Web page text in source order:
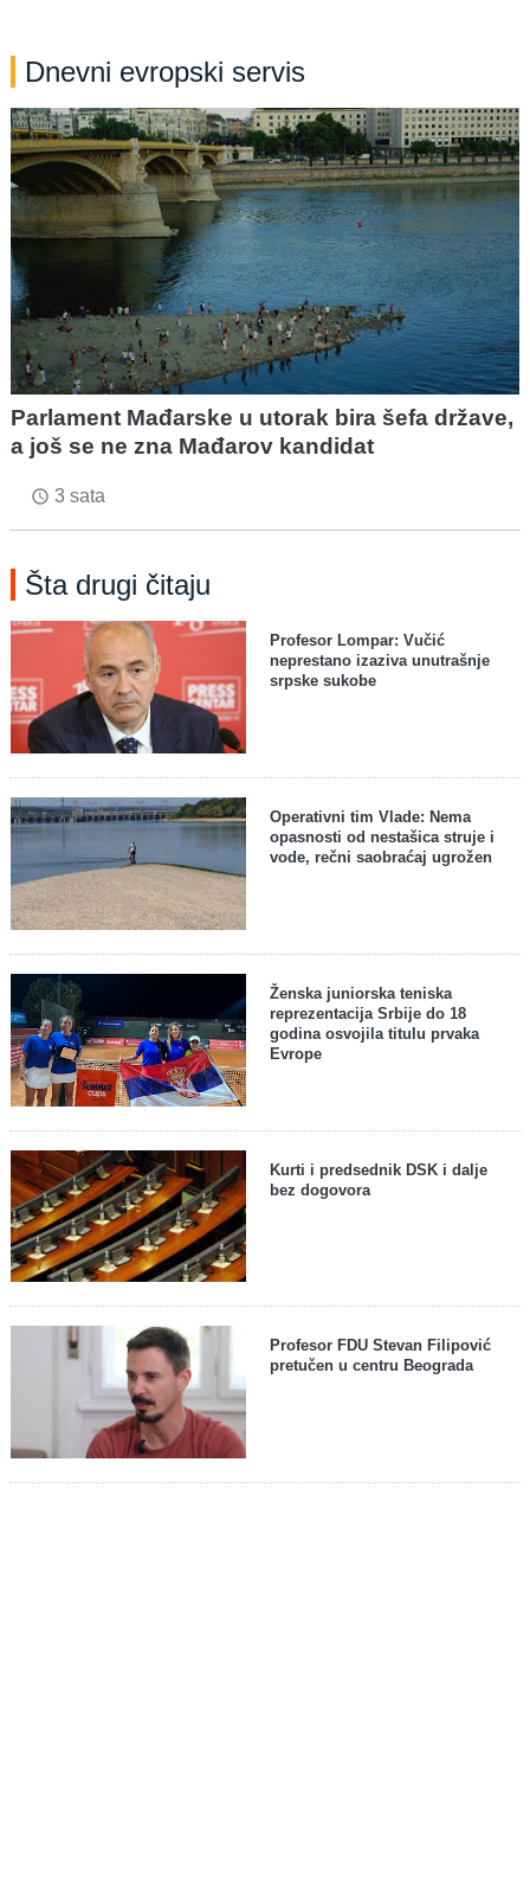
Dnevni evropski servis
Parlament Mađarske u utorak bira šefa države,
a još se ne zna Mađarov kandidat
access_time 3 sata
Šta drugi čitaju
Profesor Lompar: Vučić
neprestano izaziva unutrašnje
srpske sukobe
Operativni tim Vlade: Nema
opasnosti od nestašica struje i
vode, rečni saobraćaj ugrožen
Ženska juniorska teniska
reprezentacija Srbije do 18
godina osvojila titulu prvaka
Evrope
Kurti i predsednik DSK i dalje
bez dogovora
Profesor FDU Stevan Filipović
pretučen u centru Beograda